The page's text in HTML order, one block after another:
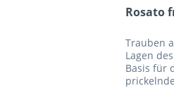
Rosato
Trauben
Lagen
Basis für